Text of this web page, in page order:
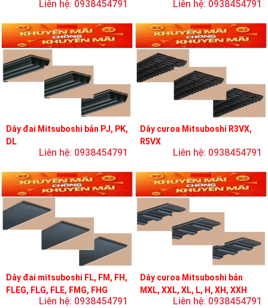
Liên hệ: 0938454791 Liên hệ: 0938454791
Dây đai Mitsuboshi bản PJ, PK,
DL
Liên hệ: 0938454791
Dây curoa Mitsuboshi R3VX,
R5VX
Liên hệ: 0938454791
Dây đai mitsuboshi FL, FM, FH,
FLEG, FLG, FLE, FMG, FHG
Liên hệ: 0938454791
Dây curoa Mitsuboshi bản
MXL, XXL, XL, L, H, XH, XXH
Liên hệ: 0938454791